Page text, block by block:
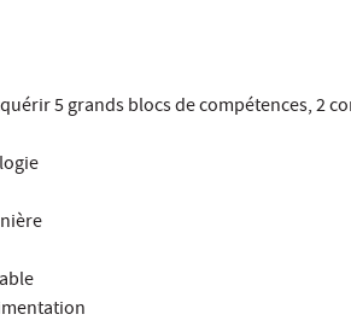
5 grands blocs de compétences, 2